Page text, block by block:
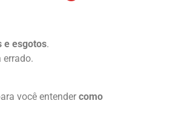
e esgotos.
errado.
você entender como